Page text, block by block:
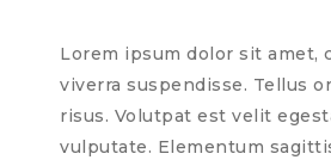
Lorem ipsum dolor sit amet,
viverra suspendisse. Tellus
risus. Volutpat est velit
vulputate. Elementum